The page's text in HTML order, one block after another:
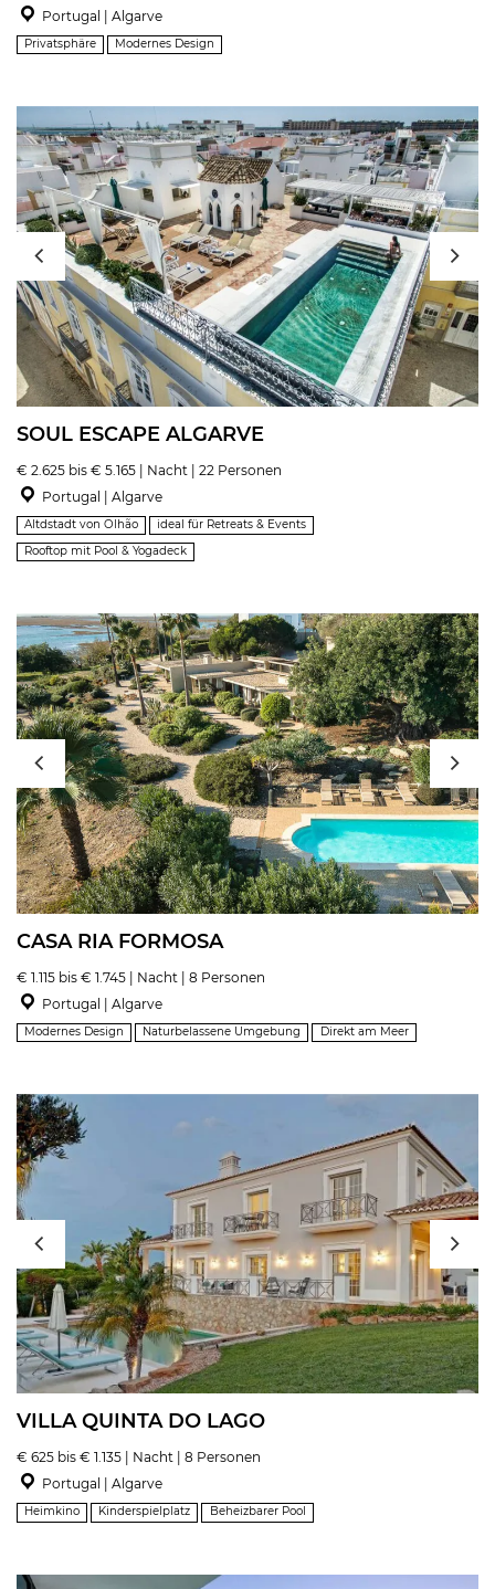
Portugal | Algarve
Privatsphäre Modernes Design
SOUL ESCAPE ALGARVE
€ 2.625 bis € 5.165 | Nacht | 22 Personen
Portugal | Algarve
Altdstadt von Olhão
ideal für Retreats & Events
Rooftop mit Pool & Yogadeck
CASA RIA FORMOSA
€ 1.115 bis € 1.745 | Nacht | 8 Personen
Portugal | Algarve
Modernes Design Naturbelassene Umgebung Direkt am Meer
VILLA QUINTA DO LAGO
€ 625 bis € 1.135 | Nacht | 8 Personen
Portugal | Algarve
Heimkino Kinderspielplatz Beheizbarer Pool